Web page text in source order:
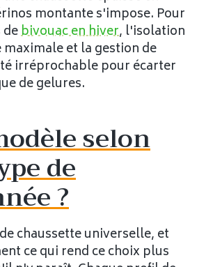
montante s'impose. Pour
bivouac en hiver, l'isolation
et la gestion de
irréprochable pour écarter
de gelures.
selon
de
?
chaussette universelle, et
ce qui rend ce choix plus